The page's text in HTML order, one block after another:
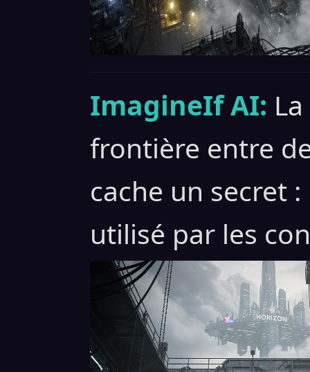
ImagineIf AI:
frontière entre
cache un secret
utilisé par les